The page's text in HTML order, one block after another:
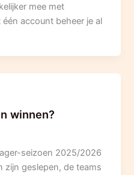
mee met
account beheer je al
winnen?
seizoen 2025/2026
zijn geslepen, de teams